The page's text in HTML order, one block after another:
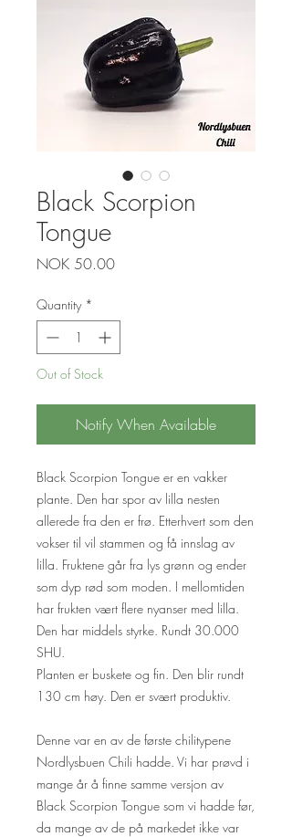
Black Scorpion
Tongue
NOK 50.00Price
Quantity *
Out of Stock
Notify When Available
Black Scorpion Tongue er en vakker
plante. Den har spor av lilla nesten
allerede fra den er frø. Etterhvert som den
vokser til vil stammen og få innslag av
lilla. Fruktene går fra lys grønn og ender
som dyp rød som moden. I mellomtiden
har frukten vært flere nyanser med lilla.
Den har middels styrke. Rundt 30.000
SHU.
Planten er buskete og fin. Den blir rundt
130 cm høy. Den er svært produktiv.
Denne var en av de første chilitypene
Nordlysbuen Chili hadde. Vi har prøvd i
mange år å finne samme versjon av
Black Scorpion Tongue som vi hadde før,
da mange av de på markedet ikke var